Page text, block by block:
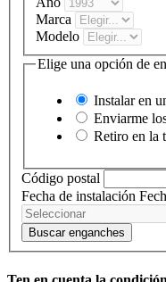
Marca
Modelo
Elige una opción de
Instalar en
Enviarme
Retiro en la
Código postal
Fecha de instalación
Buscar enganches